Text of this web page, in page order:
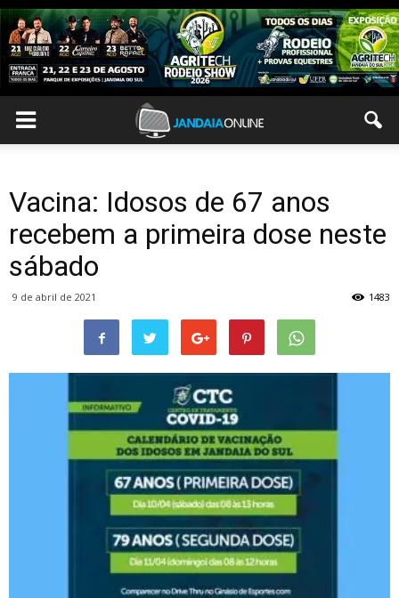
Vacina: Idosos de 67 anos
recebem a primeira dose neste
sábado
9 de abril de 2021 1483